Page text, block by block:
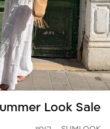
Look Sale